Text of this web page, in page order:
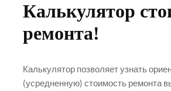
Калькулятор
ремонта!
Калькулятор позволяет узнать
(усредненную) стоимость ремонта